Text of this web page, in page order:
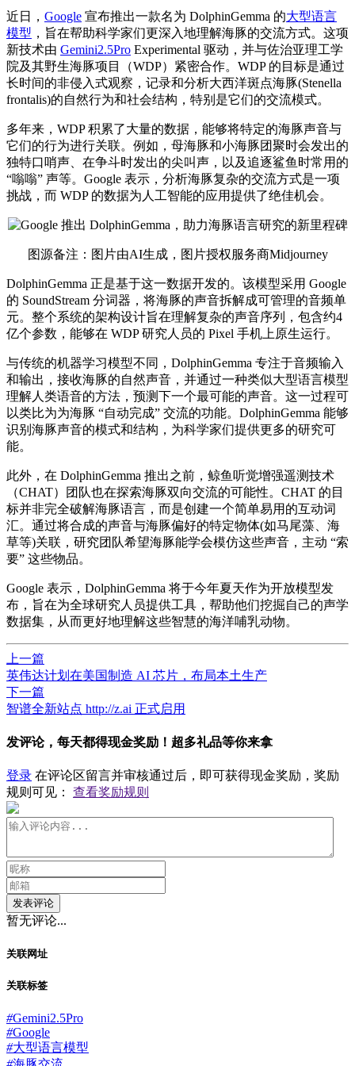
近日， Google 宣布推出一款名为 DolphinGemma 的大型语言
模型 ，旨在帮助科学家们更深入地理解海豚的交流方式。这项
新技术由 Gemini2.5Pro Experimental 驱动，并与佐治亚理工学
院及其野生海豚项目（WDP）紧密合作。WDP 的目标是通过
长时间的非侵入式观察，记录和分析大西洋斑点海豚(Stenella
frontalis)的自然行为和社会结构，特别是它们的交流模式。
多年来，WDP 积累了大量的数据，能够将特定的海豚声音与
它们的行为进行关联。例如，母海豚和小海豚团聚时会发出的
独特口哨声、在争斗时发出的尖叫声，以及追逐鲨鱼时常用的
“嗡嗡” 声等。Google 表示，分析海豚复杂的交流方式是一项
挑战，而 WDP 的数据为人工智能的应用提供了绝佳机会。
图源备注：图片由AI生成，图片授权服务商Midjourney
DolphinGemma 正是基于这一数据开发的。该模型采用 Google
的 SoundStream 分词器，将海豚的声音拆解成可管理的音频单
元。整个系统的架构设计旨在理解复杂的声音序列，包含约4
亿个参数，能够在 WDP 研究人员的 Pixel 手机上原生运行。
与传统的机器学习模型不同，DolphinGemma 专注于音频输入
和输出，接收海豚的自然声音，并通过一种类似大型语言模型
理解人类语音的方法，预测下一个最可能的声音。这一过程可
以类比为为海豚 “自动完成” 交流的功能。DolphinGemma 能够
识别海豚声音的模式和结构，为科学家们提供更多的研究可
能。
此外，在 DolphinGemma 推出之前，鲸鱼听觉增强遥测技术
（CHAT）团队也在探索海豚双向交流的可能性。CHAT 的目
标并非完全破解海豚语言，而是创建一个简单易用的互动词
汇。通过将合成的声音与海豚偏好的特定物体(如马尾藻、海
草等)关联，研究团队希望海豚能学会模仿这些声音，主动 “索
要” 这些物品。
Google 表示，DolphinGemma 将于今年夏天作为开放模型发
布，旨在为全球研究人员提供工具，帮助他们挖掘自己的声学
数据集，从而更好地理解这些智慧的海洋哺乳动物。
上一篇
​英伟达计划在美国制造 AI 芯片，布局本土生产
下一篇
智谱全新站点 http://z.ai 正式启用
发评论，每天都得现金奖励！超多礼品等你来拿
登录 在评论区留言并审核通过后，即可获得现金奖励，奖励
规则可见： 查看奖励规则
发表评论
暂无评论...
关联网址
关联标签
#Gemini2.5Pro
#Google
#大型语言模型